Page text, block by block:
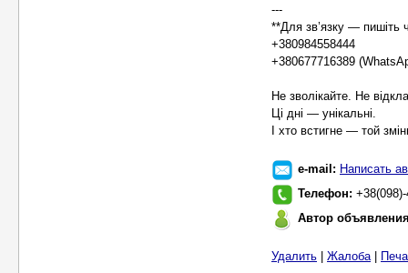
---
**Для зв’язку — пишіть
+380984558444
+380677716389
Не зволікайте. Не
Ці дні — унікальні.
І хто встигне — той
e-mail: Написать
Телефон:
Автор
Удалить Жалоба|